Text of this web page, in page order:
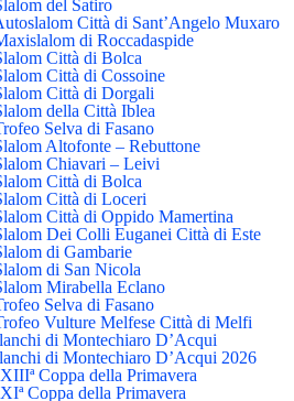
del Satiro
Città di Sant’Angelo Muxaro
di Roccadaspide
Città di Bolca
Città di Cossoine
Città di Dorgali
della Città Iblea
Selva di Fasano
Altofonte – Rebuttone
Chiavari – Leivi
Città di Bolca
Città di Loceri
Città di Oppido Mamertina
Dei Colli Euganei Città di Este
di Gambarie
di San Nicola
Mirabella Eclano
Selva di Fasano
Vulture Melfese Città di Melfi
di Montechiaro D’Acqui
di Montechiaro D’Acqui 2026
Coppa della Primavera
Coppa della Primavera